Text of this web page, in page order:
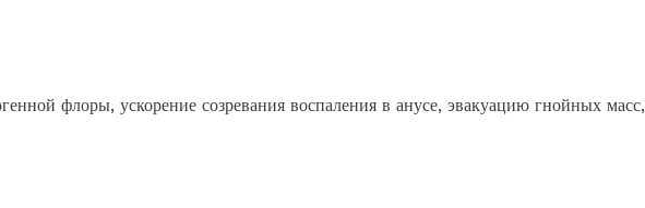
флоры, ускорение созревания воспаления в анусе, эвакуацию гнойных масс,